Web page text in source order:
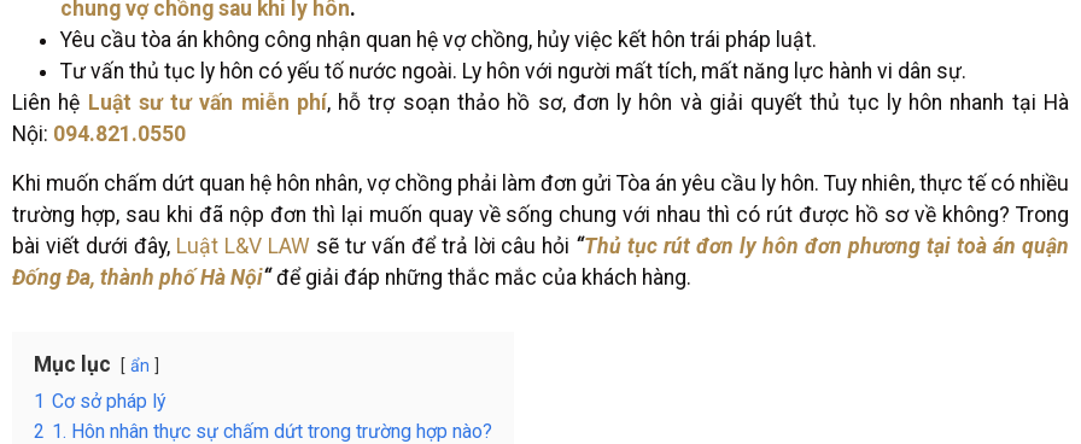
chung vợ chồng sau khi ly hôn.
Yêu cầu tòa án không công nhận quan hệ vợ chồng, hủy việc kết hôn trái pháp luật.
Tư vấn thủ tục ly hôn có yếu tố nước ngoài. Ly hôn với người mất tích, mất năng lực hành vi dân sự.
Liên hệ Luật sư tư vấn miễn phí, hỗ trợ soạn thảo hồ sơ, đơn ly hôn và giải quyết thủ tục ly hôn nhanh tại Hà
Nội: 094.821.0550
Khi muốn chấm dứt quan hệ hôn nhân, vợ chồng phải làm đơn gửi Tòa án yêu cầu ly hôn. Tuy nhiên, thực tế có nhiều
trường hợp, sau khi đã nộp đơn thì lại muốn quay về sống chung với nhau thì có rút được hồ sơ về không? Trong
bài viết dưới đây, Luật L&V LAW sẽ tư vấn để trả lời câu hỏi “Thủ tục rút đơn ly hôn đơn phương tại toà án quận
Đống Đa, thành phố Hà Nội“ để giải đáp những thắc mắc của khách hàng.
Mục lục ẩn
1 Cơ sở pháp lý
2 1. Hôn nhân thực sự chấm dứt trong trường hợp nào?